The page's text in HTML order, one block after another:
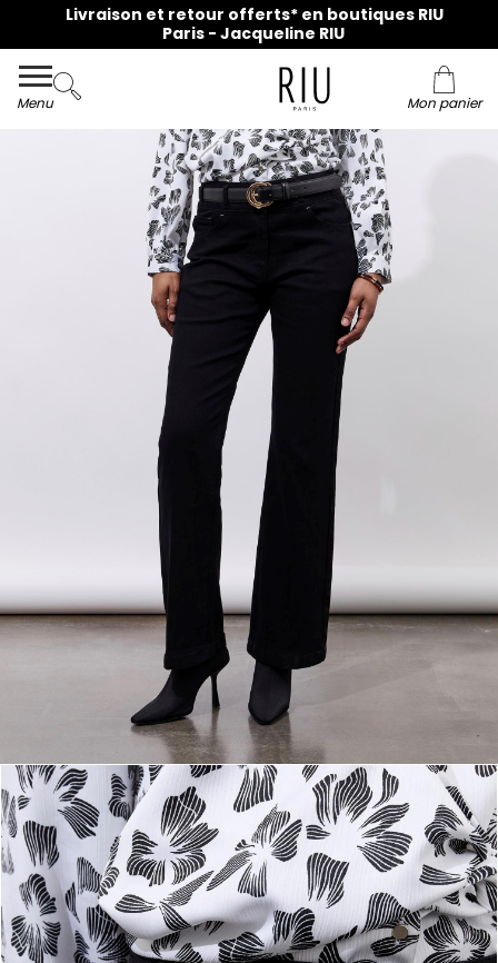
Livraison et retour offerts* en boutiques RIU
Paris - Jacqueline RIU
Menu Mon panier